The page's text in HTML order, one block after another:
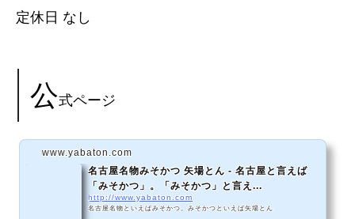
定休日 なし
公式ページ
www.yabaton.com
名古屋名物みそかつ 矢場とん - 名古屋と言えば
「みそかつ」。「みそかつ」と言え...
http://www.yabaton.com
名古屋名物といえばみそかつ。みそかつといえば矢場とん